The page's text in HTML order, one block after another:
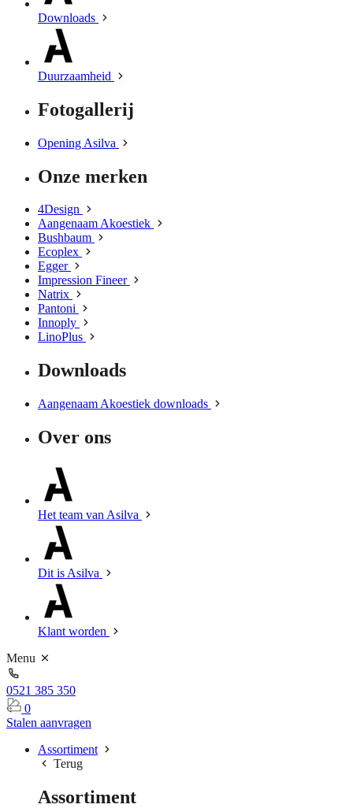
Downloads
Duurzaamheid
Fotogallerij
Opening Asilva
Onze merken
4Design
Aangenaam Akoestiek
Bushbaum
Ecoplex
Egger
Impression Fineer
Natrix
Pantoni
Innoply
LinoPlus
Downloads
Aangenaam Akoestiek downloads
Over ons
Het team van Asilva
Dit is Asilva
Klant worden
Menu
0521 385 350
0
Stalen aanvragen
Assortiment
Terug
Assortiment